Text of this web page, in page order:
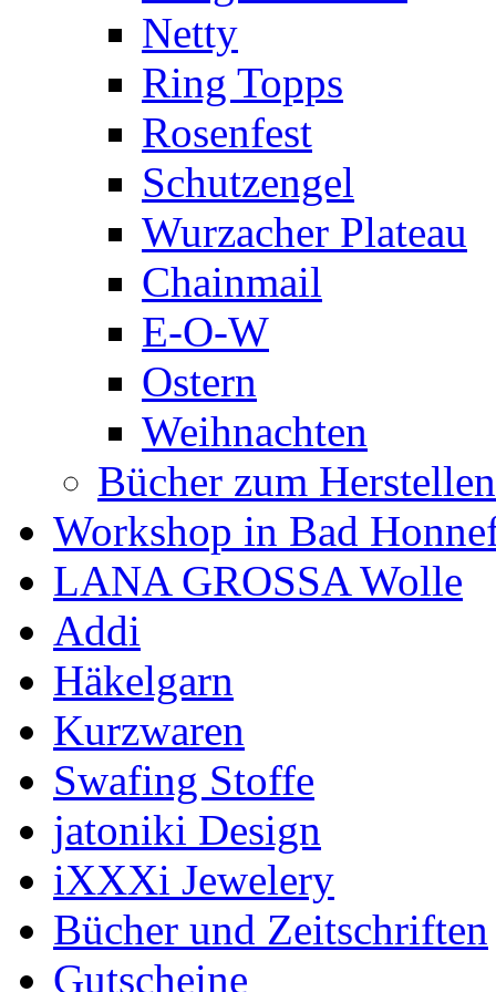
Netty
Ring Topps
Rosenfest
Schutzengel
Wurzacher Plateau
Chainmail
E-O-W
Ostern
Weihnachten
Bücher zum
Workshop in Bad
LANA GROSSA Wolle
Addi
Häkelgarn
Kurzwaren
Swafing Stoffe
jatoniki Design
iXXXi Jewelery
Bücher und Zeitschriften
Gutscheine